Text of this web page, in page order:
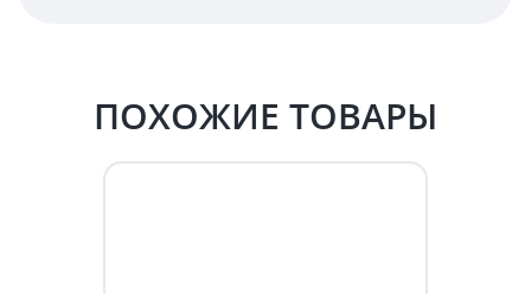
ПОХОЖИЕ ТОВАРЫ